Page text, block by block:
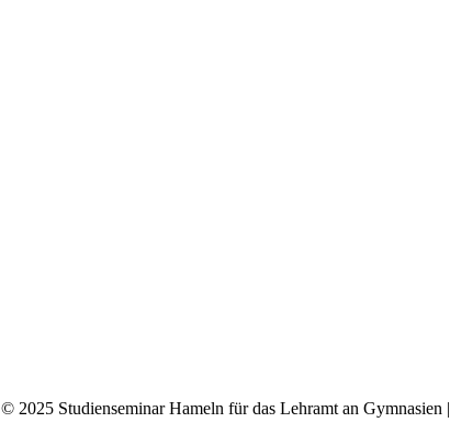
© 2025 Studienseminar Hameln für das Lehramt an Gymnasien |